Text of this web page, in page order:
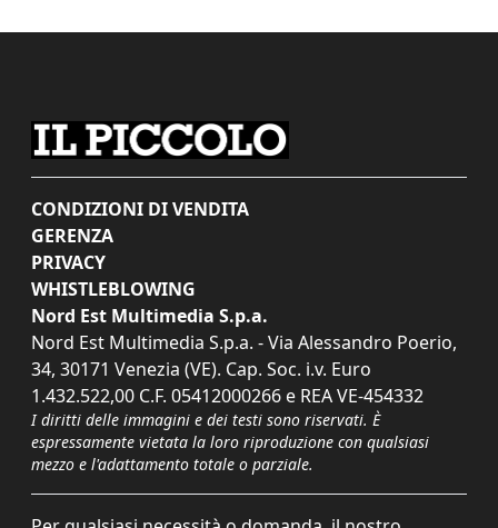
CONDIZIONI DI VENDITA
GERENZA
PRIVACY
WHISTLEBLOWING
Nord Est Multimedia S.p.a.
Nord Est Multimedia S.p.a. - Via Alessandro Poerio,
34, 30171 Venezia (VE). Cap. Soc. i.v. Euro
1.432.522,00 C.F. 05412000266 e REA VE-454332
I diritti delle immagini e dei testi sono riservati. È
espressamente vietata la loro riproduzione con qualsiasi
mezzo e l'adattamento totale o parziale.